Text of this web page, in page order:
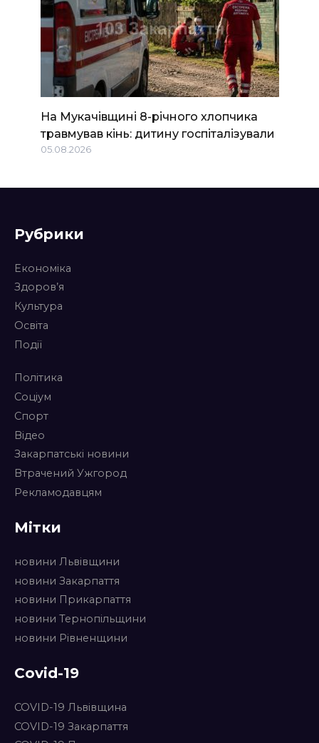
На Мукачівщині 8-річного хлопчика
травмував кінь: дитину госпіталізували
05.08.2026
Рубрики
Економіка
Здоров’я
Культура
Освіта
Події
Політика
Соціум
Спорт
Відео
Закарпатські новини
Втрачений Ужгород
Рекламодавцям
Мітки
новини Львівщини
новини Закарпаття
новини Прикарпаття
новини Тернопільщини
новини Рівненщини
Covid-19
COVID-19 Львівщина
COVID-19 Закарпаття